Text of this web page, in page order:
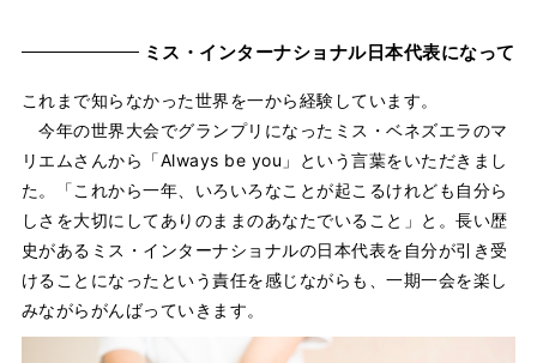
ミス・インターナショナル日本代表になって
これまで知らなかった世界を一から経験しています。
今年の世界大会でグランプリになったミス・ベネズエラのマ
リエムさんから「Always be you」という言葉をいただきまし
た。「これから一年、いろいろなことが起こるけれども自分ら
しさを大切にしてありのままのあなたでいること」と。長い歴
史があるミス・インターナショナルの日本代表を自分が引き受
けることになったという責任を感じながらも、一期一会を楽し
みながらがんばっていきます。